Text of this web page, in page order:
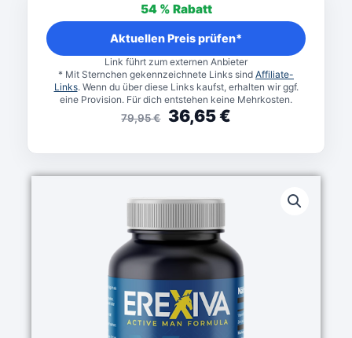
54 % Rabatt
79,95€
war:
79,95 €
36,65€
36,65 €.
Aktuellen Preis prüfen*
Link führt zum externen Anbieter
* Mit Sternchen gekennzeichnete Links sind Affiliate-
Links. Wenn du über diese Links kaufst, erhalten wir ggf.
eine Provision. Für dich entstehen keine Mehrkosten.